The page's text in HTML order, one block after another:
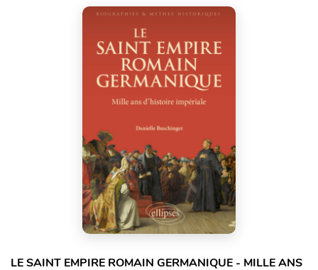
LE SAINT EMPIRE ROMAIN GERMANIQUE - MILLE ANS